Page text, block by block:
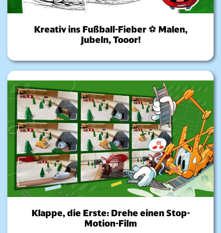
Kreativ ins Fußball-Fieber ⚽ Malen,
Jubeln, Tooor!
Klappe, die Erste: Drehe einen Stop-
Motion-Film